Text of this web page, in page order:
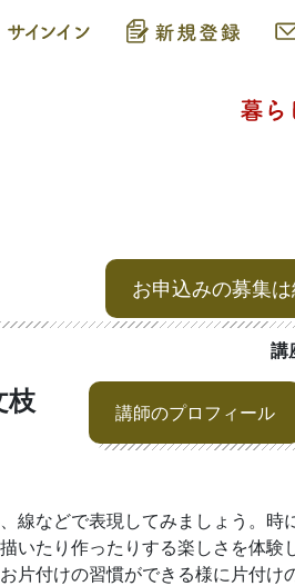
お申込みの募集
講
枝 講師のプロフィール
線などで表現してみましょう。時
いたり作ったりする楽しさを体験
片付けの習慣ができる様に片付け